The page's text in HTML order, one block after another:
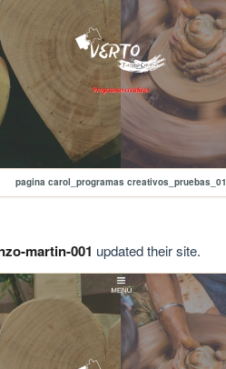
pagina carol_programas creativos_pruebas_01
martin-001 updated their site.